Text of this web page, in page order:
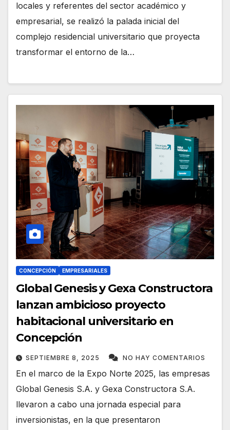
locales y referentes del sector académico y
empresarial, se realizó la palada inicial del
complejo residencial universitario que proyecta
transformar el entorno de la…
CONCEPCIÓN EMPRESARIALES
Global Genesis y Gexa Constructora
lanzan ambicioso proyecto
habitacional universitario en
Concepción
SEPTIEMBRE 8, 2025 NO HAY COMENTARIOS
En el marco de la Expo Norte 2025, las empresas
Global Genesis S.A. y Gexa Constructora S.A.
llevaron a cabo una jornada especial para
inversionistas, en la que presentaron